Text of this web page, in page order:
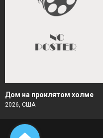
Дом на проклятом холме
2026, США